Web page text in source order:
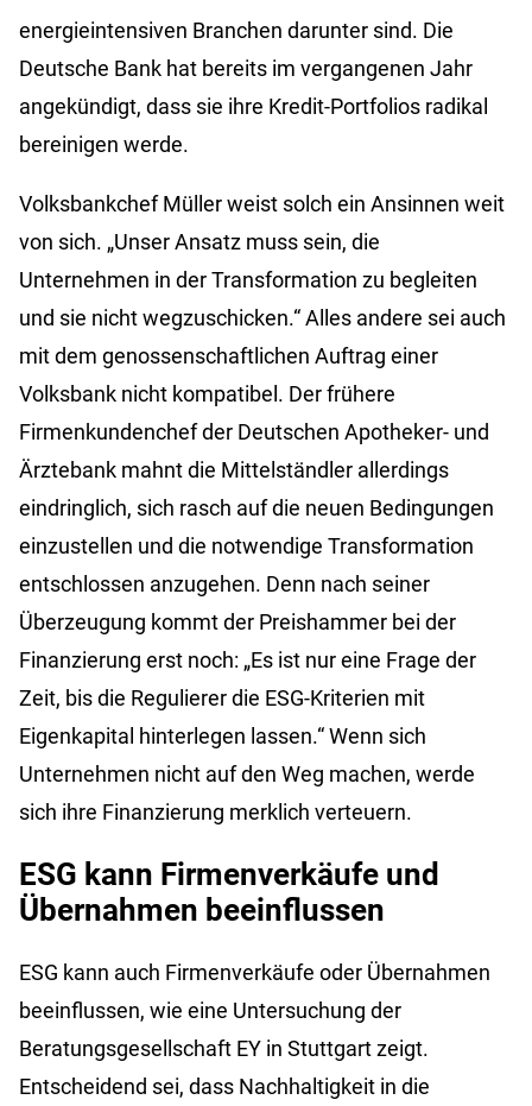
energieintensiven Branchen darunter sind. Die
Deutsche Bank hat bereits im vergangenen Jahr
angekündigt, dass sie ihre Kredit-Portfolios radikal
bereinigen werde.
Volksbankchef Müller weist solch ein Ansinnen weit
von sich. „Unser Ansatz muss sein, die
Unternehmen in der Transformation zu begleiten
und sie nicht wegzuschicken.“ Alles andere sei auch
mit dem genossenschaftlichen Auftrag einer
Volksbank nicht kompatibel. Der frühere
Firmenkundenchef der Deutschen Apotheker- und
Ärztebank mahnt die Mittelständler allerdings
eindringlich, sich rasch auf die neuen Bedingungen
einzustellen und die notwendige Transformation
entschlossen anzugehen. Denn nach seiner
Überzeugung kommt der Preishammer bei der
Finanzierung erst noch: „Es ist nur eine Frage der
Zeit, bis die Regulierer die ESG-Kriterien mit
Eigenkapital hinterlegen lassen.“ Wenn sich
Unternehmen nicht auf den Weg machen, werde
sich ihre Finanzierung merklich verteuern.
ESG kann Firmenverkäufe und
Übernahmen beeinflussen
ESG kann auch Firmenverkäufe oder Übernahmen
beeinflussen, wie eine Untersuchung der
Beratungsgesellschaft EY in Stuttgart zeigt.
Entscheidend sei, dass Nachhaltigkeit in die